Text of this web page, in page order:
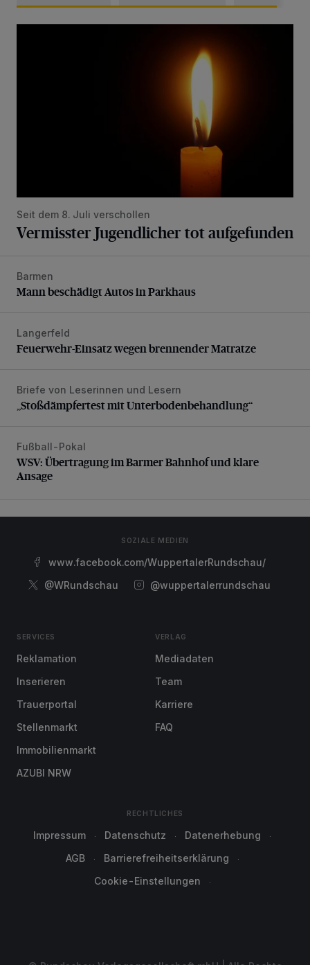
Seit dem 8. Juli verschollen
Vermisster Jugendlicher tot aufgefunden
Mann beschädigt Autos in Parkhaus
Barmen
Mann beschädigt Autos in Parkhaus
Feuerwehr-Einsatz wegen brennender Matratze
Langerfeld
Feuerwehr-Einsatz wegen brennender Matratze
„Stoßdämpfertest mit Unterbodenbehandlung“
Briefe von Leserinnen und Lesern
„Stoßdämpfertest mit Unterbodenbehandlung“
WSV: Übertragung im Barmer Bahnhof und klare Ansage
Fußball-Pokal
WSV: Übertragung im Barmer Bahnhof und klare
Ansage
SOZIALE MEDIEN
www.facebook.com/WuppertalerRundschau/
@WRundschau
@wuppertalerrundschau
SERVICES
Reklamation
Inserieren
Trauerportal
Stellenmarkt
Immobilienmarkt
AZUBI NRW
VERLAG
Mediadaten
Team
Karriere
FAQ
RECHTLICHES
Impressum Datenschutz
Datenerhebung
AGB
Barrierefreiheitserklärung
Cookie-Einstellungen